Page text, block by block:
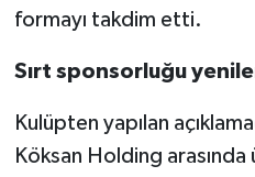
formayı takdim etti.
Sırt sponsorluğu
Kulüpten yapılan
Köksan Holding arasında